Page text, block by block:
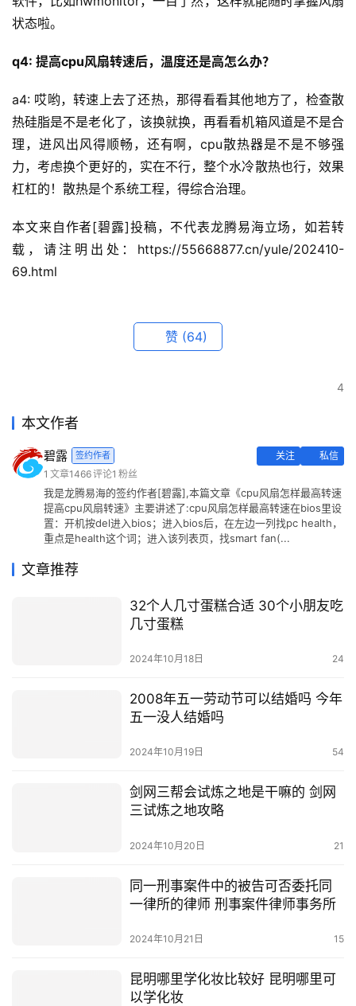
状态啦。
q4: 提高cpu风扇转速后，温度还是高怎么办？
a4: 哎哟，转速上去了还热，那得看看其他地方了，检查散
热硅脂是不是老化了，该换就换，再看看机箱风道是不是合
理，进风出风得顺畅，还有啊，cpu散热器是不是不够强
力，考虑换个更好的，实在不行，整个水冷散热也行，效果
杠杠的！散热是个系统工程，得综合治理。
本文来自作者[碧露]投稿，不代表龙腾易海立场，如若转
载，请注明出处：https://55668877.cn/yule/202410-
69.html
赞 (64)
4
本文作者
碧露 签约作者 关注
私信
1 文章1466评论1 粉丝
我是龙腾易海的签约作者[碧露],本篇文章《cpu风扇怎样最高转速
提高cpu风扇转速》主要讲述了:cpu风扇怎样最高转速在bios里设
置：开机按del进入bios；进入bios后，在左边一列找pc health，
重点是health这个词；进入该列表页，找smart fan(...
文章推荐
32个人几寸蛋糕合适 30个小朋友吃
几寸蛋糕
2024年10月18日 24
2008年五一劳动节可以结婚吗 今年
五一没人结婚吗
2024年10月19日 54
剑网三帮会试炼之地是干嘛的 剑网
三试炼之地攻略
2024年10月20日 21
同一刑事案件中的被告可否委托同
一律所的律师 刑事案件律师事务所
2024年10月21日 15
昆明哪里学化妆比较好 昆明哪里可
以学化妆